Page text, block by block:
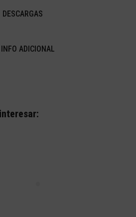
DESCARGAS
INFO ADICIONAL